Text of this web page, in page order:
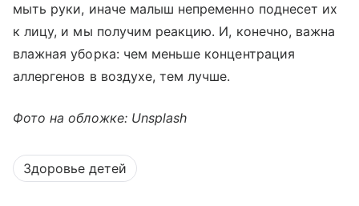
мыть руки, иначе малыш непременно поднесет их
к лицу, и мы получим реакцию. И, конечно, важна
влажная уборка: чем меньше концентрация
аллергенов в воздухе, тем лучше.
Фото на обложке: Unsplash
Здоровье детей